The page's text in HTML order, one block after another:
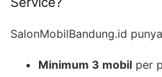
SalonMobilBandung.id punya
Minimum 3 mobil per